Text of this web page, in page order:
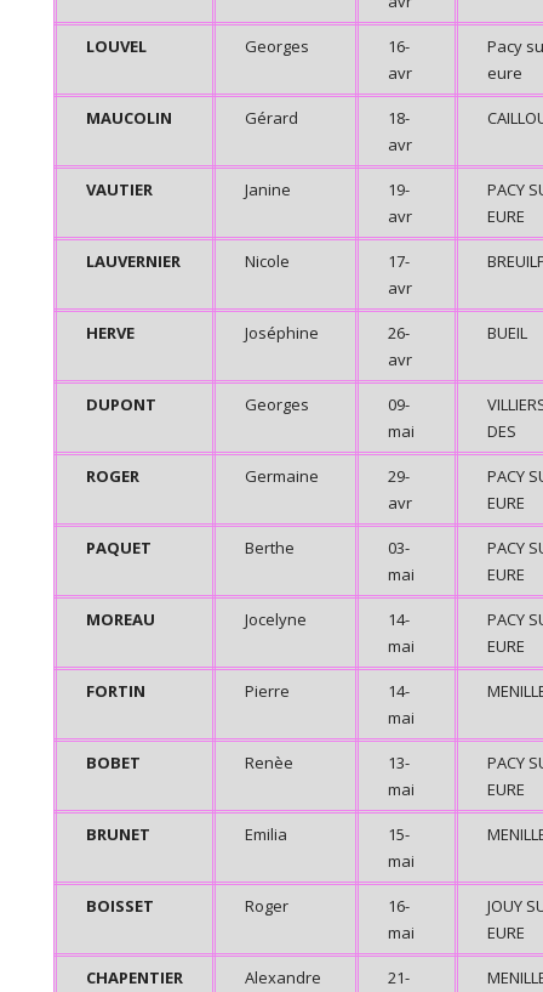
LOUVEL Georges
16-
avr
Pacy
eure
MAUCOLIN Gérard
18-
avr
VAUTIER Janine
19-
avr
PACY
EURE
LAUVERNIER Nicole
17-
avr
HERVE Joséphine
26-
avr
BUEIL
DUPONT Georges
09-
mai
DES
ROGER Germaine
29-
avr
PACY
EURE
PAQUET Berthe
03-
mai
PACY
EURE
MOREAU Jocelyne
14-
mai
PACY
EURE
FORTIN Pierre
14-
mai
BOBET Renèe
13-
mai
PACY
EURE
BRUNET Emilia
15-
mai
BOISSET Roger
16-
mai
JOUY
EURE
CHAPENTIER Alexandre
21-